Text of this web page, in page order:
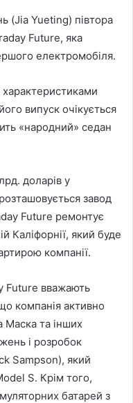
(Jia Yueting) півтора
Future, яка
електромобіля.
випуск очікується
«народний» седан
доларів у
завод
Future ремонтує
Каліфорнії, який буде
компанії.
Future вважають
компанія активно
Маска та інших
і розробок
Sampson), який
S. Крім того,
батарей з